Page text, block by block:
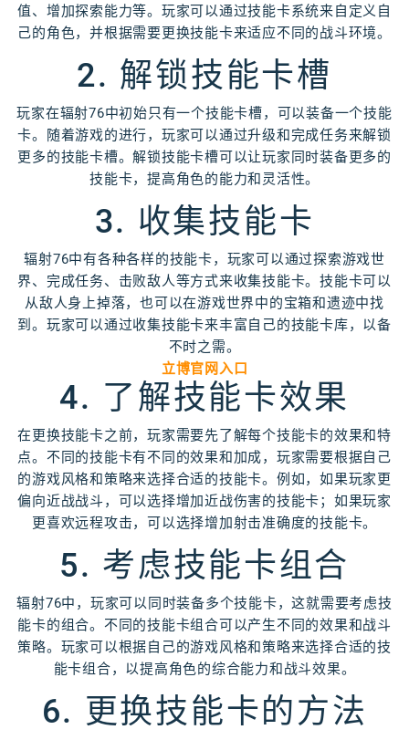
值、增加探索能力等。玩家可以通过技能卡系统来自定义自
己的角色，并根据需要更换技能卡来适应不同的战斗环境。
2. 解锁技能卡槽
玩家在辐射76中初始只有一个技能卡槽，可以装备一个技能
卡。随着游戏的进行，玩家可以通过升级和完成任务来解锁
更多的技能卡槽。解锁技能卡槽可以让玩家同时装备更多的
技能卡，提高角色的能力和灵活性。
3. 收集技能卡
辐射76中有各种各样的技能卡，玩家可以通过探索游戏世
界、完成任务、击败敌人等方式来收集技能卡。技能卡可以
从敌人身上掉落，也可以在游戏世界中的宝箱和遗迹中找
到。玩家可以通过收集技能卡来丰富自己的技能卡库，以备
不时之需。
立博官网入口
4. 了解技能卡效果
在更换技能卡之前，玩家需要先了解每个技能卡的效果和特
点。不同的技能卡有不同的效果和加成，玩家需要根据自己
的游戏风格和策略来选择合适的技能卡。例如，如果玩家更
偏向近战战斗，可以选择增加近战伤害的技能卡；如果玩家
更喜欢远程攻击，可以选择增加射击准确度的技能卡。
5. 考虑技能卡组合
辐射76中，玩家可以同时装备多个技能卡，这就需要考虑技
能卡的组合。不同的技能卡组合可以产生不同的效果和战斗
策略。玩家可以根据自己的游戏风格和策略来选择合适的技
能卡组合，以提高角色的综合能力和战斗效果。
6. 更换技能卡的方法